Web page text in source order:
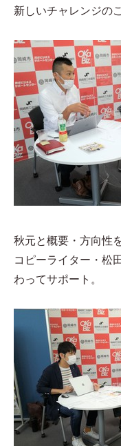
新しいチャレンジの
秋元と概要・方向性
コピーライター・松
わってサポート。